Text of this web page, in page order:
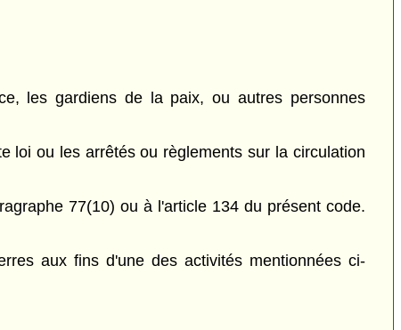
les gardiens de la paix, ou autres personnes
loi ou les arrêtés ou règlements sur la circulation
77(10) ou à l'article 134 du présent code.
aux fins d'une des activités mentionnées ci-